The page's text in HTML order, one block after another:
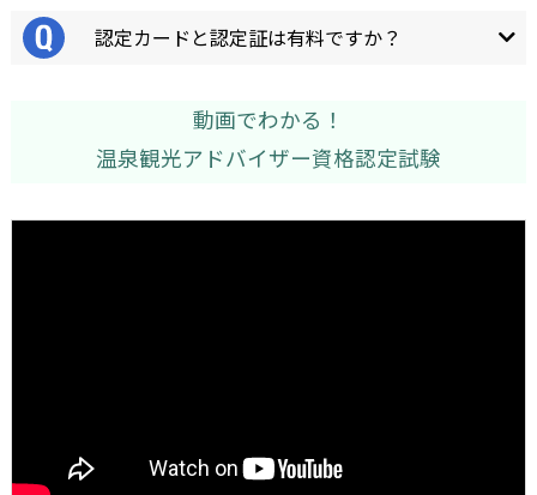
認定カードと認定証は有料ですか？
動画でわかる！
温泉観光アドバイザー資格認定試験